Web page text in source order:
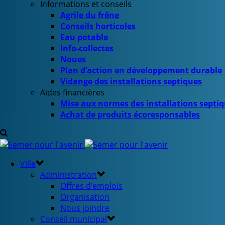
Informations et conseils
Agrile du frêne
Conseils horticoles
Eau potable
Info-collectes
Noues
Plan d’action en développement durable
Vidange des installations septiques
Aides financières
Mise aux normes des installations
Achat de produits écoresponsables
Ville
Administration
Offres d’emplois
Organisation
Nous joindre
Conseil municipal